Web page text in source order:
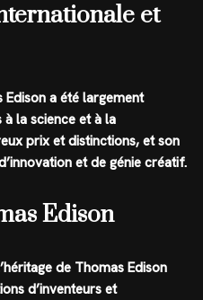
et
a été largement
la science et à la
prix et distinctions, et son
et de génie créatif.
Edison
de Thomas Edison
d’inventeurs et